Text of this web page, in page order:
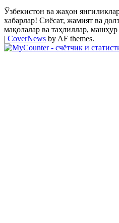
Ўзбекистон ва жаҳон
хабарлар! Сиёсат, жамият ва
мақолалар ва таҳлиллар,
| CoverNews by AF themes.